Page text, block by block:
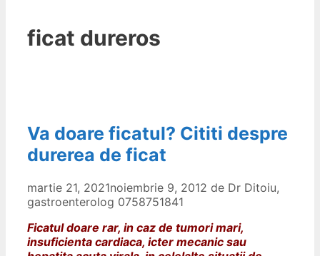
ficat dureros
Va doare ficatul? Cititi despre
durerea de ficat
martie 21, 2021noiembrie 9, 2012 de Dr Ditoiu,
gastroenterolog 0758751841
Ficatul doare rar, in caz de tumori mari,
insuficienta cardiaca, icter mecanic sau